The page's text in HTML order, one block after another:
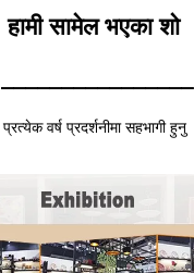
हामी सामेल भएका शो
________________
प्रत्येक वर्ष प्रदर्शनीमा सहभागी हुनु